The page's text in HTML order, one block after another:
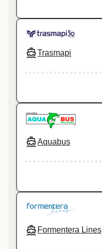
Trasmapi
Aquabus
Formentera Lines